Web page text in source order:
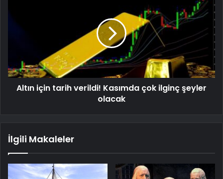
Altın için tarih verildi! Kasımda çok ilginç şeyler
olacak
İlgili Makaleler